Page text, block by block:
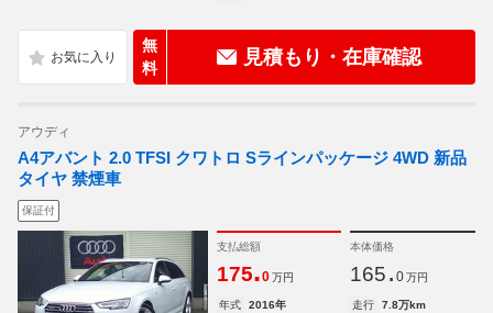
無
料
見積もり・在庫確認
アウディ
A4アバント 2.0 TFSI クワトロ Sラインパッケージ 4WD 新品
タイヤ 禁煙車
保証付
支払総額
175.0 万円
本体価格
165. 0 万円
年式 2016年 走行
7.8万km